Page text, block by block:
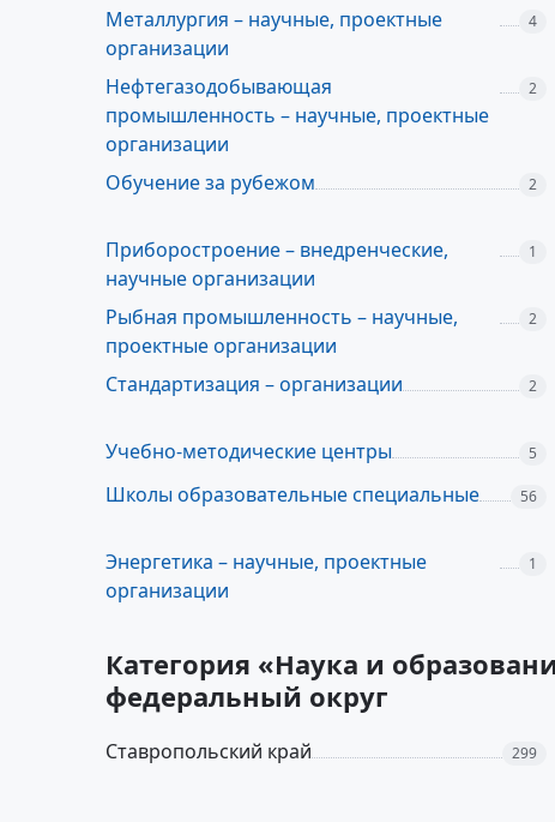
Металлургия – научные, проектные
организации
4
Нефтегазодобывающая
промышленность – научные, проектные
организации
2
Обучение за рубежом 2
Приборостроение – внедренческие,
научные организации
1
Рыбная промышленность – научные,
проектные организации
2
Стандартизация – организации 2
Учебно-методические центры 5
Школы образовательные специальные 56
Энергетика – научные, проектные
организации
1
Категория «Наука и
федеральный округ
Ставропольский край 299